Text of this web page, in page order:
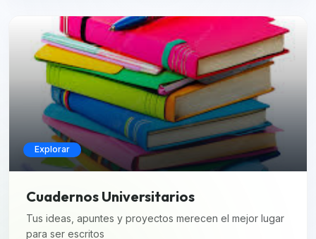
Explorar
Cuadernos Universitarios
Tus ideas, apuntes y proyectos merecen el mejor lugar
para ser escritos